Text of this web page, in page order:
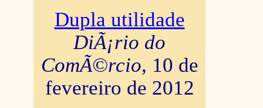
Dupla utilidade
DiÃ¡rio do
ComÃ©rcio, 10 de
fevereiro de 2012